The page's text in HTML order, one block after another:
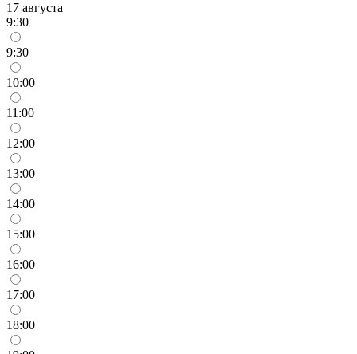
17 августа
9:30
9:30
10:00
11:00
12:00
13:00
14:00
15:00
16:00
17:00
18:00